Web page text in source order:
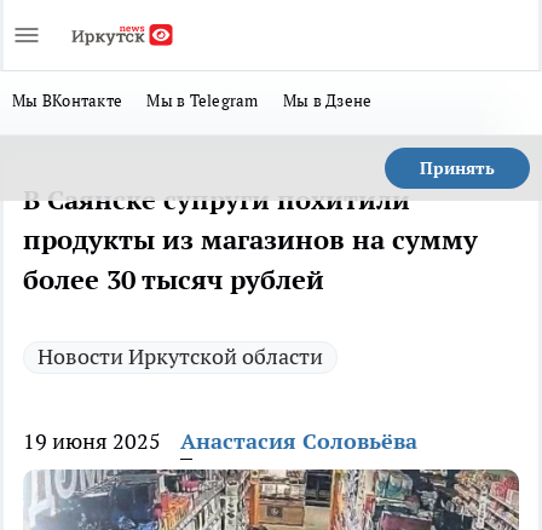
Мы ВКонтакте Мы в Telegram Мы в Дзене
Принять
В Саянске супруги похитили
продукты из магазинов на сумму
более 30 тысяч рублей
Новости Иркутской области
19 июня 2025 Анастасия Соловьёва